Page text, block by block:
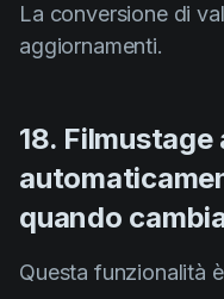
La conversione di
aggiornamenti.
18.
quando
Questa funzionalità